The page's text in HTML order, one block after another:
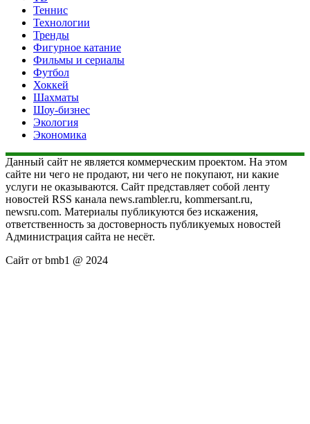
Теннис
Технологии
Тренды
Фигурное катание
Фильмы и сериалы
Футбол
Хоккей
Шахматы
Шоу-бизнес
Экология
Экономика
Данный сайт не является коммерческим проектом. На этом
сайте ни чего не продают, ни чего не покупают, ни какие
услуги не оказываются. Сайт представляет собой ленту
новостей RSS канала news.rambler.ru, kommersant.ru,
newsru.com. Материалы публикуются без искажения,
ответственность за достоверность публикуемых новостей
Администрация сайта не несёт.
Сайт от bmb1 @ 2024